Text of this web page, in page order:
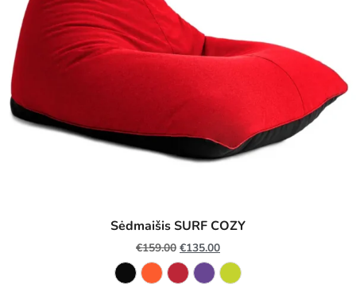
Sėdmaišis SURF COZY
€159.00 €135.00